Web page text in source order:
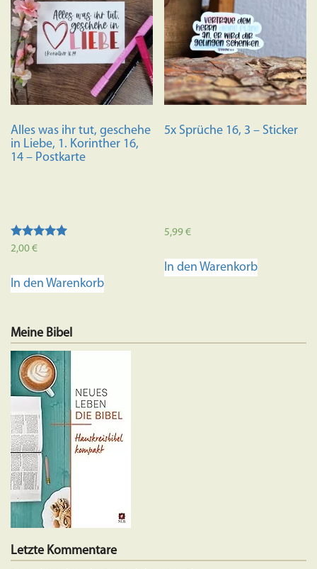
Alles was ihr tut, geschehe
in Liebe, 1. Korinther 16,
14 – Postkarte
Bewertet mit
2,00€
In den Warenkorb
5x Sprüche 16, 3 – Sticker
5,99€
In den Warenkorb
Meine Bibel
Letzte Kommentare